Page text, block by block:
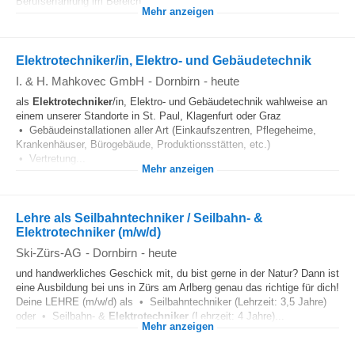
Mehr anzeigen
Elektrotechniker/in, Elektro- und Gebäudetechnik
I. & H. Mahkovec GmbH - Dornbirn - heute
als Elektrotechniker/in, Elektro- und Gebäudetechnik wahlweise an
einem unserer Standorte in St. Paul, Klagenfurt oder Graz
• Gebäudeinstallationen aller Art (Einkaufszentren, Pflegeheime,
Krankenhäuser, Bürogebäude, Produktionsstätten, etc.)
• Vertretung...
Mehr anzeigen
Lehre als Seilbahntechniker / Seilbahn- &
Elektrotechniker (m/w/d)
Ski-Zürs-AG - Dornbirn - heute
und handwerkliches Geschick mit, du bist gerne in der Natur? Dann ist
eine Ausbildung bei uns in Zürs am Arlberg genau das richtige für dich!
Deine LEHRE (m/w/d) als • Seilbahntechniker (Lehrzeit: 3,5 Jahre)
oder • Seilbahn- & Elektrotechniker (Lehrzeit: 4 Jahre)...
Mehr anzeigen